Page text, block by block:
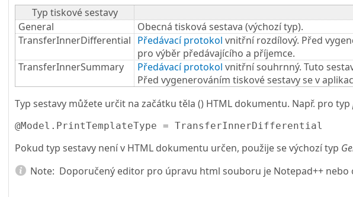
Typ tiskové sestavy
General
Obecná tisková sestava (výchozí typ).
TransferInnerDifferential Předávací protokol vnitřní rozdílový. Před
pro výběr předávajícího a příjemce.
TransferInnerSummary
Předávací protokol vnitřní souhrnný. Tuto
Před vygenerováním tiskové sestavy se v
Typ sestavy můžete určit na začátku těla () HTML dokumentu. Např. pro typ
@Model.PrintTemplateType = TransferInnerDifferential
Pokud typ sestavy není v HTML dokumentu určen, použije se výchozí typ
Note: Doporučený editor pro úpravu html souboru je Notepad++ nebo